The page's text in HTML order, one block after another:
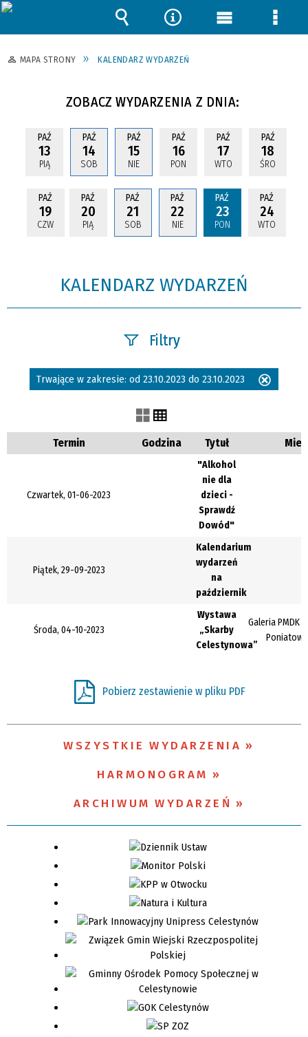
MAPA STRONY KALENDARZ WYDARZEŃ
ZOBACZ WYDARZENIA Z DNIA:
PAŹ
13
PIĄ
PAŹ
14
SOB
PAŹ
15
NIE
PAŹ
16
PON
PAŹ
17
WTO
PAŹ
18
ŚRO
PAŹ
19
CZW
PAŹ
20
PIĄ
PAŹ
21
SOB
PAŹ
22
NIE
PAŹ
23
PON
PAŹ
24
WTO
KALENDARZ WYDARZEŃ
Filtry
Szukana fraza
Kategoria
Trwające w zakresie: od 23.10.2023 do 23.10.2023
Termin Godzina Tytuł
Czwartek, 01-06-2023
"Alkohol
nie dla
dzieci -
Sprawdź
Dowód"
Piątek, 29-09-2023
Kalendarium
wydarzeń
na
październik
Środa, 04-10-2023
Wystawa
„Skarby
Celestynowa”
Galeria PMDK
Pobierz zestawienie w pliku PDF
WSZYSTKIE WYDARZENIA
HARMONOGRAM
ARCHIWUM WYDARZEŃ
Wyszukiwarka
NarzędziaMenu
Menu